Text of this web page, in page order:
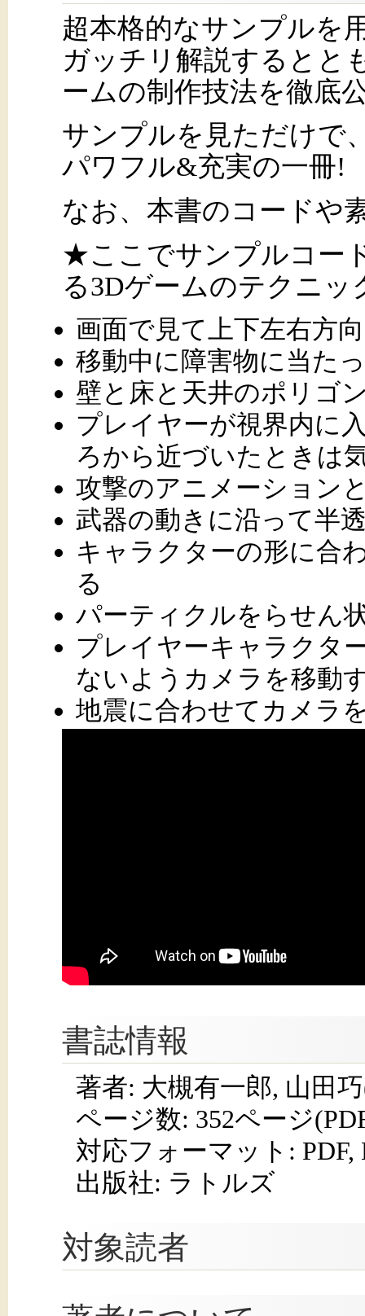
超本格的なサンプルを
ガッチリ解説するとと
ームの制作技法を徹底
サンプルを見ただけで
パワフル&充実の一冊!
なお、本書のコードや
★ここでサンプルコー
る3Dゲームのテクニ
画面で見て上下左右方
移動中に障害物に当た
壁と床と天井のポリゴ
プレイヤーが視界内に
ろから近づいたときは
攻撃のアニメーション
武器の動きに沿って半
キャラクターの形に合
る
パーティクルをらせん
プレイヤーキャラクタ
ないようカメラを移動
地震に合わせてカメラ
書誌情報
著者: 大槻有一郎, 山田
ページ数: 352ページ
対応フォーマット: PDF,
出版社: ラトルズ
対象読者